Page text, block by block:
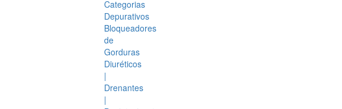
Categorias
Depurativos
Bloqueadores
de
Gorduras
Diuréticos
|
Drenantes
|